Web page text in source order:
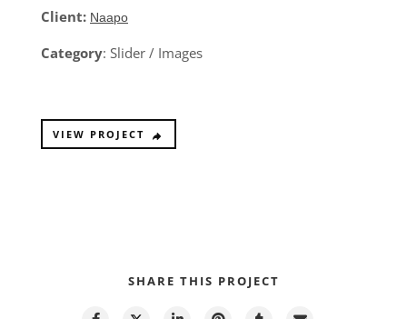
Client: Naapo
Category: Slider / Images
VIEW PROJECT
SHARE THIS PROJECT